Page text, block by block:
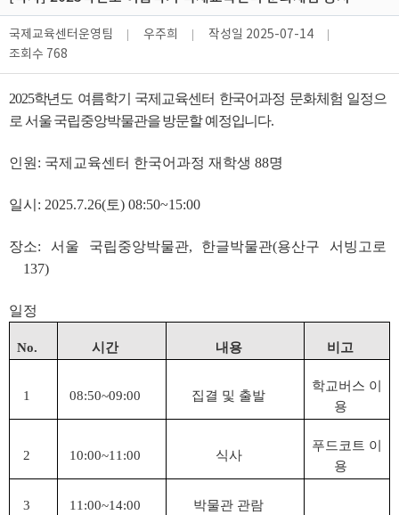
국제교육센터운영팀 우주희 작성일 2025-07-14
조회수 768
2025학년도 여름학기 국제교육센터 한국어과정 문화체험 일정으
로 서울 국립중앙박물관을 방문할 예정입니다.
인원: 국제교육센터 한국어과정 재학생 88명
일시: 2025.7.26(토) 08:50~15:00
장소: 서울 국립중앙박물관, 한글박물관(용산구 서빙고로
137)
일정
No. 시간 내용 비고
1 08:50~09:00 집결 및 출발
학교버스 이
용
2 10:00~11:00 식사
푸드코트 이
용
3 11:00~14:00 박물관 관람